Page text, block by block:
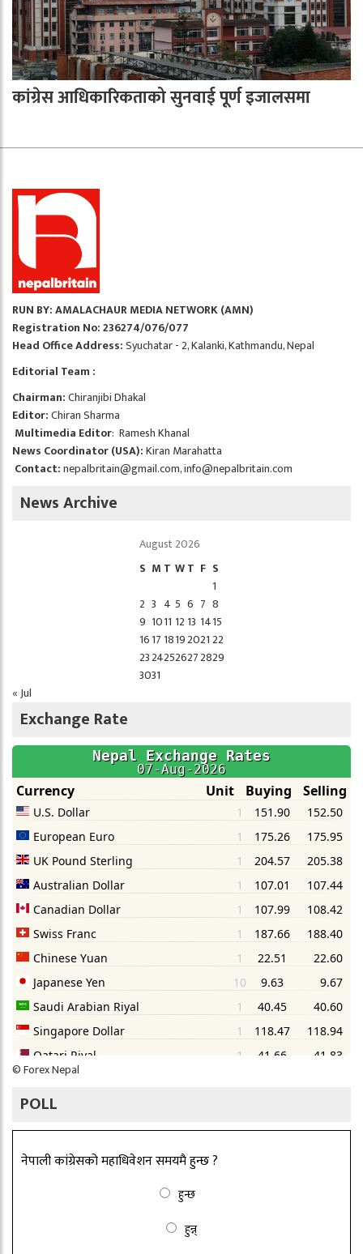
कांग्रेस आधिकारिकताको सुनवाई पूर्ण इजालसमा
RUN BY: AMALACHAUR MEDIA NETWORK (AMN)
Registration No: 236274/076/077
Head Office Address:Syuchatar - 2, Kalanki, Kathmandu, Nepal
Editorial Team :
Chairman:Chiranjibi Dhakal
Editor:Chiran Sharma
Multimedia Editor: Ramesh Khanal
News Coordinator (USA):Kiran Marahatta
Contact:nepalbritain@gmail.com,info@nepalbritain.com
News Archive
August 2026
S M T WT F S
1
2 3 4 5 6 7 8
9 1011 12 13 1415
1617 1819202122
23242526272829
3031
« Jul
Exchange Rate
©Forex Nepal
POLL
नेपाली कांग्रेसको महाधिवेशन समयमै हुन्छ ?
हुन्छ
हुन्न्